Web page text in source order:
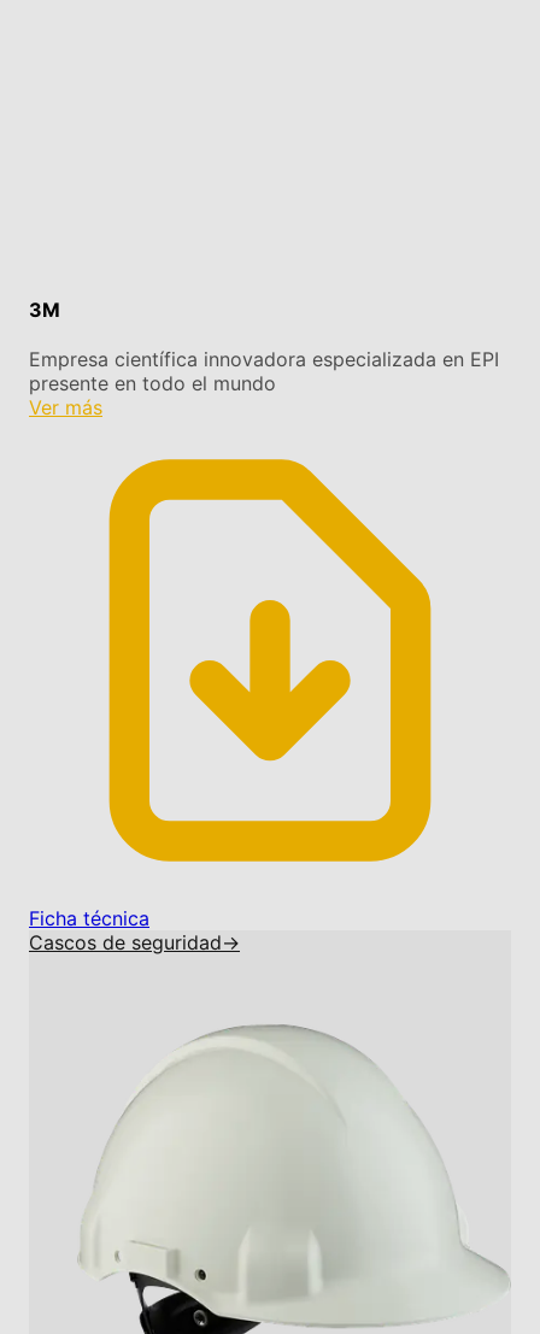
3M
Empresa científica innovadora especializada en EPI
presente en todo el mundo
Ver más
Ficha técnica
Cascos de seguridad→